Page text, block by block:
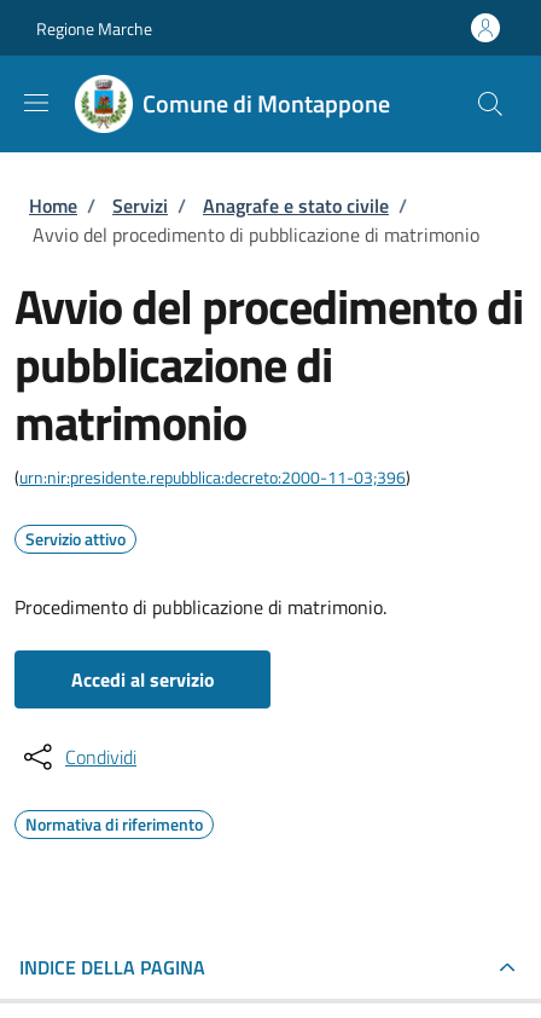
Regione Marche
Comune di Montappone
Briciole di pane
Home / Servizi / Anagrafe e stato civile /
Avvio del procedimento di pubblicazione di matrimonio
Avvio del procedimento di
pubblicazione di
matrimonio
(urn:nir:presidente.repubblica:decreto:2000-11-03;396)
Servizio attivo
Procedimento di pubblicazione di matrimonio.
Accedi al servizio
Condividi
Normativa di riferimento
INDICE DELLA PAGINA